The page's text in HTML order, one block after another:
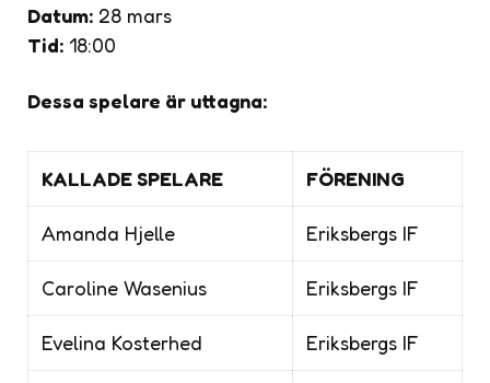
Datum: 28 mars
Tid: 18:00
Dessa spelare är uttagna:
KALLADE SPELARE FÖRENING
Amanda Hjelle Eriksbergs IF
Caroline Wasenius Eriksbergs IF
Evelina Kosterhed Eriksbergs IF